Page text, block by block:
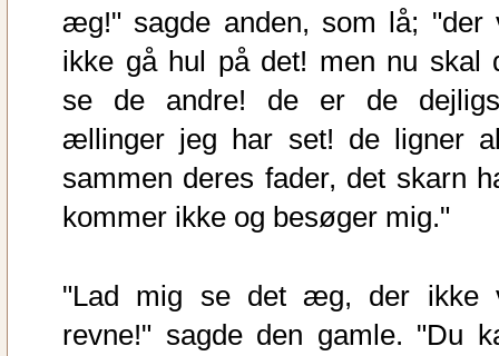
æg!" sagde anden, som lå; "der
ikke gå hul på det! men nu skal
se de andre! de er de
ællinger jeg har set! de ligner
sammen deres fader, det skarn
kommer ikke og besøger mig."
"Lad mig se det æg, der ikke
revne!" sagde den gamle. "Du